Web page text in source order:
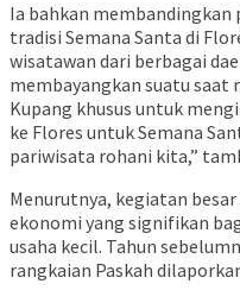
Ia bahkan
tradisi Semana Santa di
wisatawan dari berbagai
membayangkan suatu saat
Kupang khusus untuk
ke Flores untuk Semana
pariwisata rohani kita,”
Menurutnya, kegiatan
ekonomi yang signifikan
usaha kecil. Tahun
rangkaian Paskah